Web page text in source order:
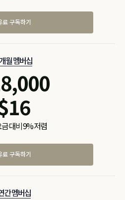
료 구독하기
월 멤버십
16
대비 9% 저렴
료 구독하기
간 멤버십